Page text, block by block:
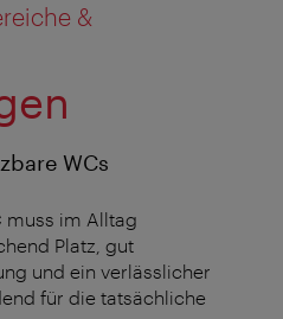
&
WCs
muss im Alltag
Platz, gut
und ein verlässlicher
für die tatsächliche